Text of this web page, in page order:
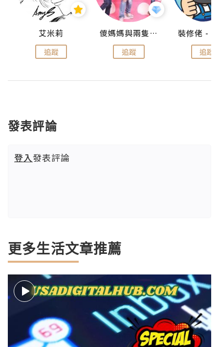
艾米莉
追蹤
儍媽媽與兩隻小魔怪之家
追蹤 追蹤
發表評論
登入發表評論
更多生活文章推薦